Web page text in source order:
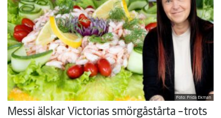
Foto: Frida Ekman
Messi älskar Victorias smörgåstårta – trots